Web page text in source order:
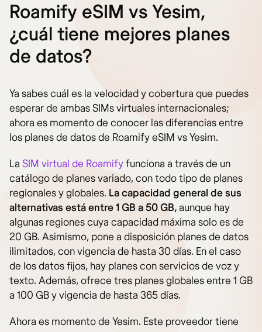
Roamify eSIM vs Yesim,
¿cuál tiene mejores planes
de datos?
Ya sabes cuál es la velocidad y cobertura que puedes
esperar de ambas SIMs virtuales internacionales;
ahora es momento de conocer las diferencias entre
los planes de datos de Roamify eSIM vs Yesim.
La SIM virtual de Roamifyfunciona a través de un
catálogo de planes variado, con todo tipo de planes
regionales y globales. La capacidad general de sus
alternativas está entre 1 GB a 50 GB,aunque hay
algunas regiones cuya capacidad máxima solo es de
20 GB. Asimismo, pone a disposición planes de datos
ilimitados, con vigencia de hasta 30 días. En el caso
de los datos fijos, hay planes con servicios de voz y
texto. Además, ofrece tres planes globales entre 1 GB
a 100 GB y vigencia de hasta 365 días.
Ahora es momento de Yesim. Este proveedor tiene